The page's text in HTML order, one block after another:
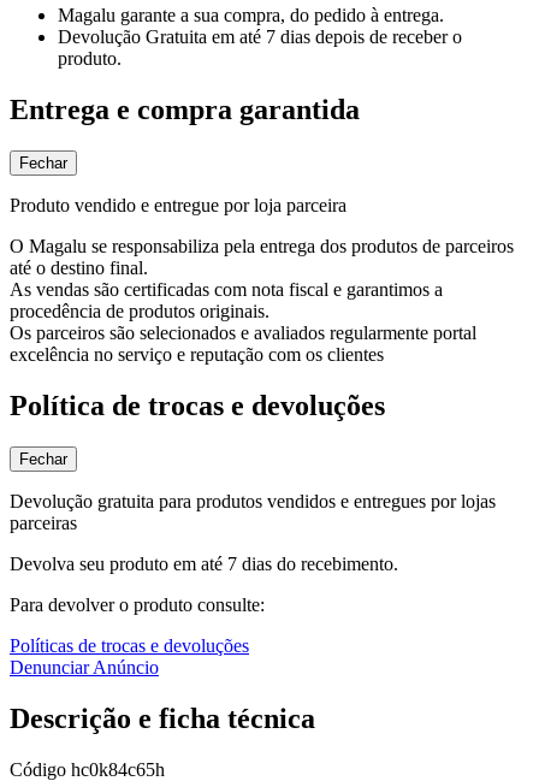
Magalu garante a sua compra, do pedido à entrega.
Devolução Gratuita em até 7 dias depois de receber o
produto.
Entrega e compra garantida
Fechar
Produto vendido e entregue por loja parceira
O Magalu se responsabiliza pela entrega dos produtos de parceiros
até o destino final.
As vendas são certificadas com nota fiscal e garantimos a
procedência de produtos originais.
Os parceiros são selecionados e avaliados regularmente portal
excelência no serviço e reputação com os clientes
Política de trocas e devoluções
Fechar
Devolução gratuita para produtos vendidos e entregues por lojas
parceiras
Devolva seu produto em até 7 dias do recebimento.
Para devolver o produto consulte:
Políticas de trocas e devoluções
Denunciar Anúncio
Descrição e ficha técnica
Código hc0k84c65h